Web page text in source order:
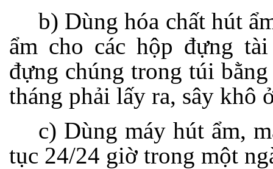
b) Dùng hóa chất hút
ẩm cho các hộp đựng
đựng chúng trong túi
tháng phải lấy ra, sây khô
c) Dùng máy hút ẩm,
tục 24/24 giờ trong một